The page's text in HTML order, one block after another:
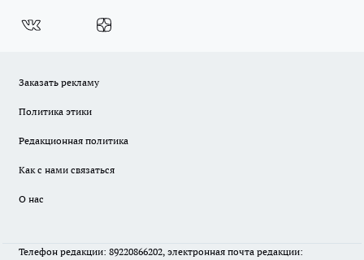
Заказать рекламу
Политика этики
Редакционная политика
Как с нами связаться
О нас
Телефон редакции: 89220866202, электронная почта редакции: